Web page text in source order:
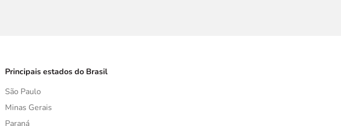
Principais estados do Brasil
São Paulo
Minas Gerais
Paraná